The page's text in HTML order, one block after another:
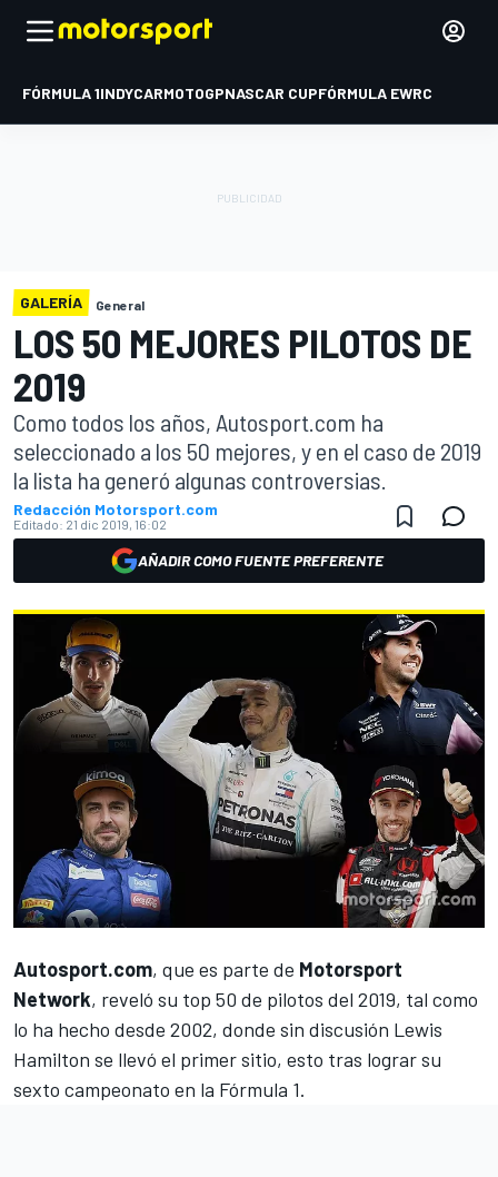
FÓRMULA 1INDYCARMOTOGPNASCAR CUPFÓRMULA EWRC
GALERÍA General
LOS 50 MEJORES PILOTOS DE
2019
Como todos los años, Autosport.com ha
seleccionado a los 50 mejores, y en el caso de 2019
la lista ha generó algunas controversias.
Redacción Motorsport.com
Editado: 21 dic 2019, 16:02
AÑADIR COMO FUENTE PREFERENTE
Autosport.com, que es parte de Motorsport
Network, reveló su top 50 de pilotos del 2019, tal como
lo ha hecho desde 2002, donde sin discusión Lewis
Hamilton se llevó el primer sitio, esto tras lograr su
sexto campeonato en la Fórmula 1.